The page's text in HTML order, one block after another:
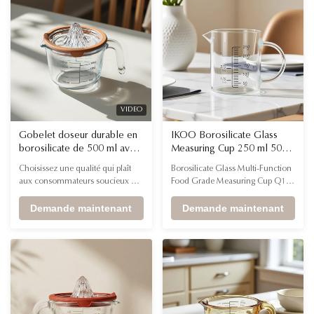
faciles à nettoyer et résistantes à
l'accumulation de graisse.
VIDEO
Gobelet doseur durable en
borosilicate de 500 ml avec
conformité ESG pour les
détaillants haut de gamme et
Choisissez une qualité qui plaît
aux consommateurs soucieux de
à mesurer en verre
multifonctionnel allie un attrait
philosophie minimaliste et
pratique.
Demande maintenant
IKOO Borosilicate Glass
Measuring Cup 250 ml 500
ml 1000 ml de qualité
alimentaire
Borosilicate Glass Multi-Function
Food Grade Measuring Cup Q1.
construction of these measuring
cups? The measuring cups are
borosilicate glass. Q2. What
capacities are available for these
measuring cups? Three sizes:
250ml, 500ml, and 1000ml. Q3.
...
Demande maintenant